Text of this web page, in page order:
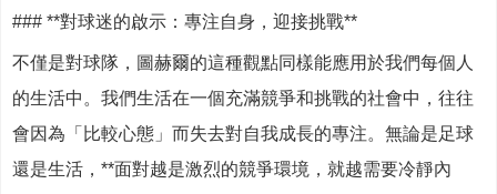
### **對球迷的啟示：專注自身，迎接挑戰**
不僅是對球隊，圖赫爾的這種觀點同樣能應用於我們每個人
的生活中。我們生活在一個充滿競爭和挑戰的社會中，往往
會因為「比較心態」而失去對自我成長的專注。無論是足球
還是生活，**面對越是激烈的競爭環境，就越需要冷靜內